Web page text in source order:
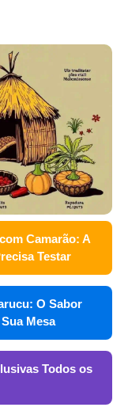
Camarão: A
Testar
O Sabor
Mesa
Todos os